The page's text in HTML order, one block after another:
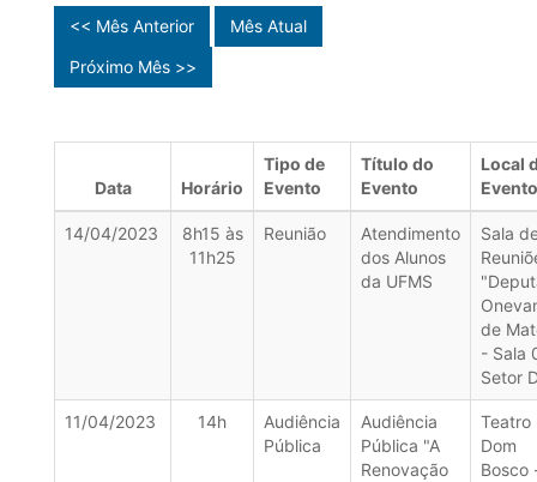
<< Mês Anterior
Mês Atual
Próximo Mês >>
Data Horário
Tipo de
Evento
Título do
Evento
Local
Evento
14/04/2023
8h15 às
11h25
Reunião
Atendimento
dos Alunos
da UFMS
Sala
de
- Sala
Setor
11/04/2023 14h
Audiência
Pública
Audiência
Pública "A
Renovação
Teatro
Dom
Bosco